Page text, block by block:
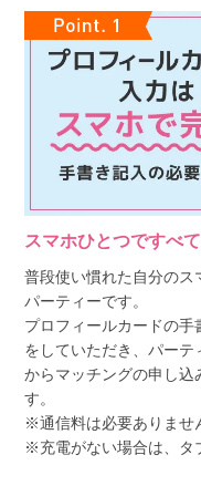
スマホひとつですべ
普段使い慣れた自分のス
パーティーです。
プロフィールカードの手
をしていただき、パー
からマッチングの申し込
す。
※通信料は必要ありませ
※充電がない場合は、タ